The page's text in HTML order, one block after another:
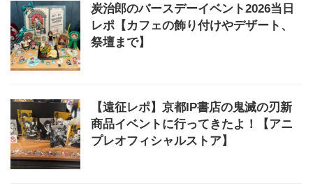
炭治郎のバースデーイベント2026当日
レポ【カフェの飾り付けやデザート、
祭壇まで】
【遠征レポ】京都IP書店の鬼滅の刃新
商品イベントに行ってきたよ！【アニ
プレオフィシャルストア】